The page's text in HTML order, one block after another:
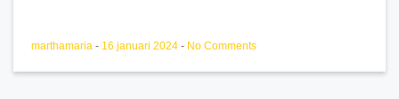
marthamaria - 16 januari 2024 - No Comments